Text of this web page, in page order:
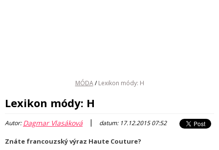
MÓDA / Lexikon módy: H
Lexikon módy: H
Autor:Dagmar Vlasáková | datum: 17.12.2015 07:52
Znáte francouzský výraz Haute Couture?